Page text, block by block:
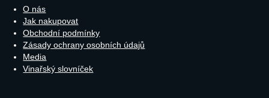
O nás
Jak nakupovat
Obchodní podmínky
Zásady ochrany osobních údajů
Media
Vinařský slovníček